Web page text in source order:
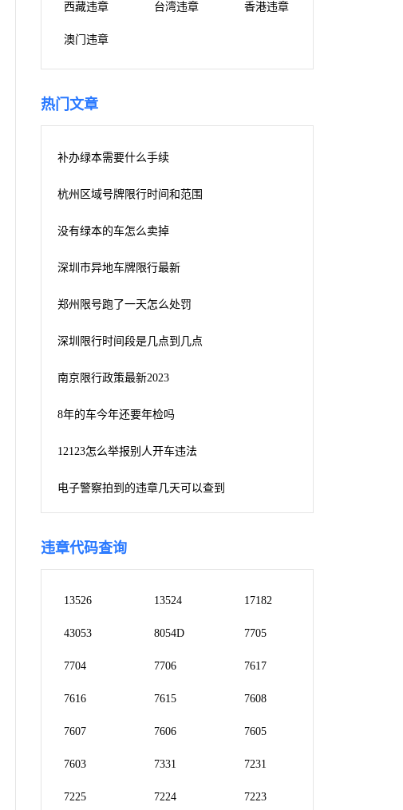
西藏违章 台湾违章 香港违章
澳门违章
热门文章
补办绿本需要什么手续
杭州区域号牌限行时间和范围
没有绿本的车怎么卖掉
深圳市异地车牌限行最新
郑州限号跑了一天怎么处罚
深圳限行时间段是几点到几点
南京限行政策最新2023
8年的车今年还要年检吗
12123怎么举报别人开车违法
电子警察拍到的违章几天可以查到
违章代码查询
13526 13524 17182
43053 8054D 7705
7704 7706 7617
7616 7615 7608
7607 7606 7605
7603 7331 7231
7225 7224 7223